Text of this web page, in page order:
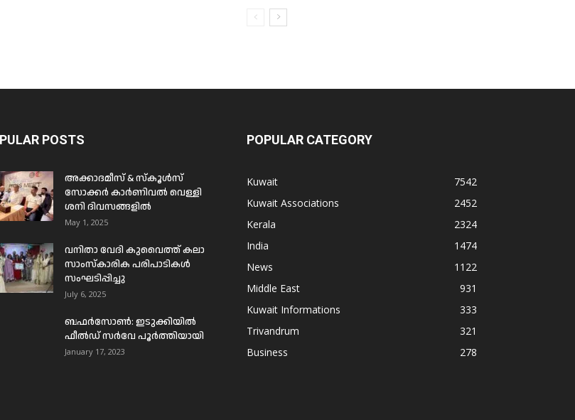
POSTS
അക്കാദമീസ് & സ്കൂൾസ്
സോക്കർ കാർണിവൽ വെള്ളി
ശനി ദിവസങ്ങളിൽ
May 1, 2025
വനിതാ വേദി കുവൈത്ത് കലാ
സാംസ്കാരിക പരിപാടികൾ
സംഘടിപ്പിച്ചു
July 6, 2025
ബഫര്‍സോണ്‍: ഇടുക്കിയില്‍
ഫീല്‍ഡ് സര്‍വേ പൂര്‍ത്തിയായി
January 17, 2023
POPULAR CATEGORY
Kuwait
7542
Kuwait Associations
2452
Kerala
2324
India
1474
News
1122
Middle East
931
Kuwait Informations
333
Trivandrum
321
Business
278